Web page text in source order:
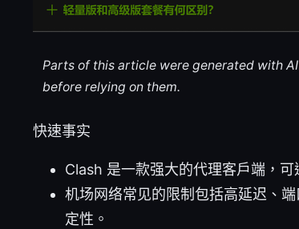
Parts of this article were generated with
before relying on them.
快速事实
Clash 是一款强大的代理客户端，
机场网络常见的限制包括高延迟、
定性。